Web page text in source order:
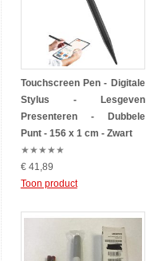
Touchscreen Pen - Digitale
Stylus - Lesgeven
Presenteren - Dubbele
Punt - 156 x 1 cm - Zwart
★★★★★
€ 41,89
Toon product